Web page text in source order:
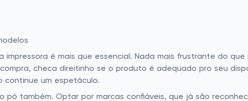
é mais que essencial. Nada mais frustrante do
checa direitinho se o produto é adequado pro seu
continue um espetáculo.
pó também. Optar por marcas confiáveis, que já são